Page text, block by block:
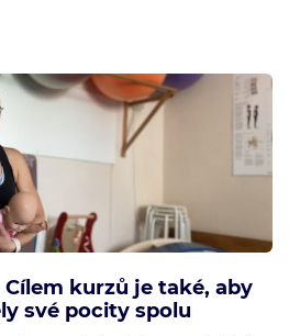
kurzů je také, aby
své pocity spolu